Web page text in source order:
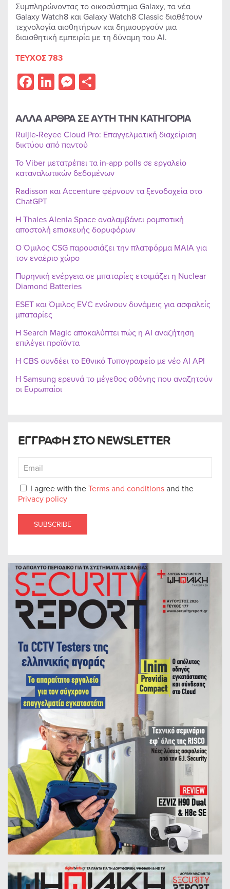
ΕΓΓΡΑΦΗ ΣΤΟ NEWSLETTER
I agree with theTerms and conditionsand the
Privacy policy
SUBSCRIBE
Συμπληρώνοντας το οικοσύστημα Galaxy, τα νέα
Galaxy Watch8 και Galaxy Watch8 Classic διαθέτουν
τεχνολογία αισθητήρων και δημιουργούν μια
διαισθητική εμπειρία με τη δύναμη του AI.
ΤΕΥΧΟΣ 783
Facebook
LinkedIn
Messenger
ΑΛΛΑ ΑΡΘΡΑ ΣΕ ΑΥΤΗ ΤΗΝ ΚΑΤΗΓΟΡΙΑ
Ruijie-Reyee Cloud Pro: Επαγγελματική διαχείριση
δικτύου από παντού
Το Viber μετατρέπει τα in-app polls σε εργαλείο
καταναλωτικών δεδομένων
Radisson και Accenture φέρνουν τα ξενοδοχεία στο
ChatGPT
Η Thales Alenia Space αναλαμβάνει ρομποτική
αποστολή επισκευής δορυφόρων
Ο Όμιλος CSG παρουσιάζει την πλατφόρμα MAIA για
τον εναέριο χώρο
Πυρηνική ενέργεια σε μπαταρίες ετοιμάζει η Nuclear
Diamond Batteries
ESET και Όμιλος EVC ενώνουν δυνάμεις για ασφαλείς
μπαταρίες
Η Search Magic αποκαλύπτει πώς η AI αναζήτηση
επιλέγει προϊόντα
Η CBS συνδέει το Εθνικό Τυπογραφείο με νέο AI API
Η Samsung ερευνά το μέγεθος οθόνης που αναζητούν
οι Ευρωπαίοι